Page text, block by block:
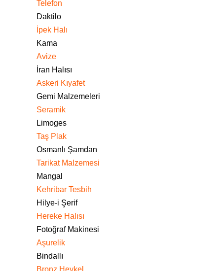
Telefon
Daktilo
İpek Halı
Kama
Avize
İran Halısı
Askeri Kıyafet
Gemi Malzemeleri
Seramik
Limoges
Taş Plak
Osmanlı Şamdan
Tarikat Malzemesi
Mangal
Kehribar Tesbih
Hilye-i Şerif
Hereke Halısı
Fotoğraf Makinesi
Aşurelik
Bindallı
Bronz Heykel